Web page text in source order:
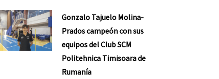
Gonzalo Tajuelo Molina-
Prados campeón con sus
equipos del Club SCM
Politehnica Timisoara de
Rumanía